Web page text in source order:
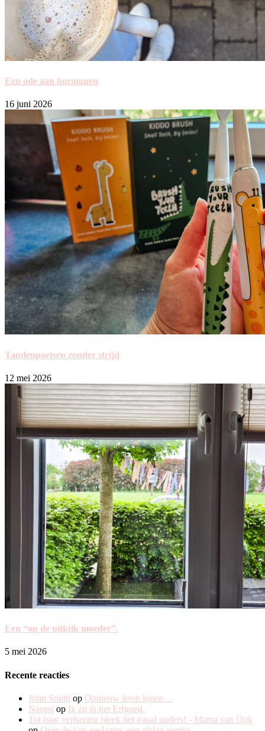
Een ode aan hormonen
16 juni 2026
Tandenpoetsen zonder strijd
12 mei 2026
Een “op de uitkijk moeder”.
5 mei 2026
Recente reacties
John Smith op Opnieuw leren lopen…
Naomi op Ik zit in het Erfgoed.
Tot haar verbazing bleek het totaal anders! - Mama van Dijk